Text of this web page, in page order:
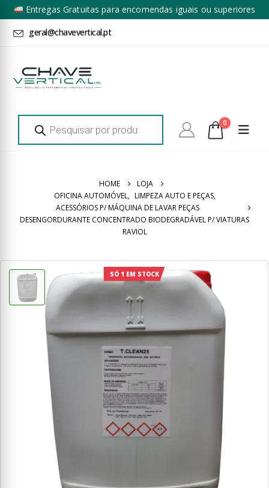
Entregas Gratuitas para encomendas iguais ou superiores
a 100€ + IVA*
geral@chavevertical.pt
Products
search 0
HOME
LOJA
OFICINA AUTOMÓVEL, LIMPEZA AUTO E PEÇAS,
ACESSÓRIOS P/ MÁQUINA DE LAVAR PEÇAS
DESENGORDURANTE CONCENTRADO BIODEGRADÁVEL P/ VIATURAS
RAVIOL
SÓ 1 EM STOCK